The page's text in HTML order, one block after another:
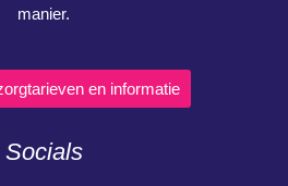
manier.
en informatie
Socials